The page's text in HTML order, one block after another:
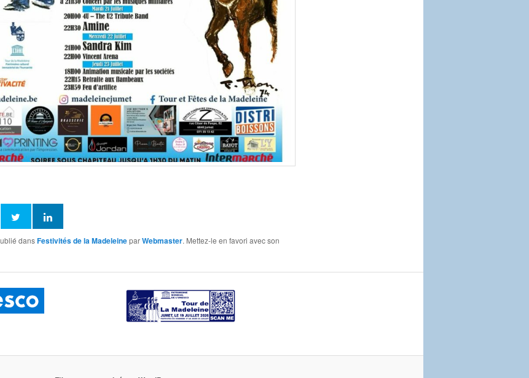
dansFestivités de la MadeleineparWebmaster. Mettez-le en favori avec son